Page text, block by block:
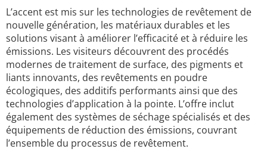
L’accent est mis sur les technologies de revêtement de
nouvelle génération, les matériaux durables et les
solutions visant à améliorer l’efficacité et à réduire les
émissions. Les visiteurs découvrent des procédés
modernes de traitement de surface, des pigments et
liants innovants, des revêtements en poudre
écologiques, des additifs performants ainsi que des
technologies d’application à la pointe. L’offre inclut
également des systèmes de séchage spécialisés et des
équipements de réduction des émissions, couvrant
l’ensemble du processus de revêtement.